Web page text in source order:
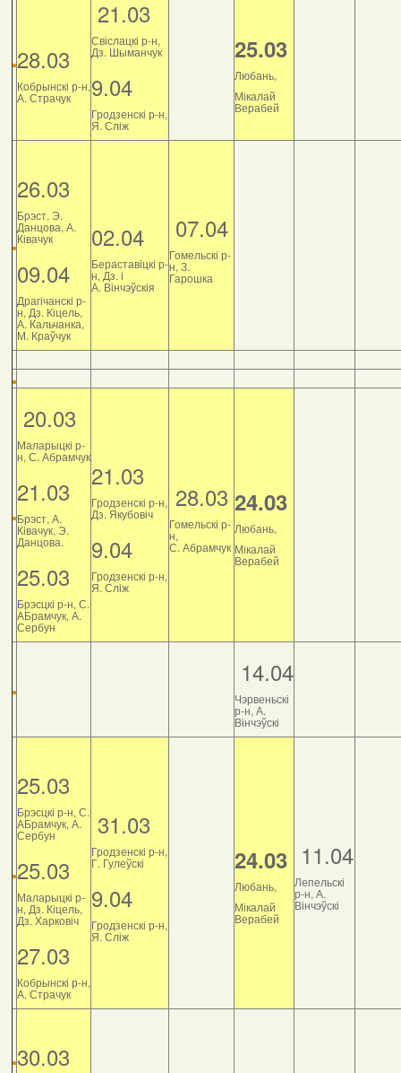
28.03
Кобрынскі р-н,
А. Страчук
21.03
Свіслацкі р-н,
Дз. Шыманчук
9.04
Гродзенскі р-н,
Я. Сліж
25.03
Любань,
Мікалай
Верабей
26.03
Брэст, Э.
Данцова, А.
Ківачук
09.04
Драгічанскі р-
н, Дз. Кіцель,
А. Кальчанка,
М. Краўчук
02.04
Бераставіцкі р-
н, Дз. і
А. Вінчэўскія
07.04
Гомельскі р-
н, З.
Гарошка
20.03
Маларыцкі р-
н, С. Абрамчук
21.03
Брэст, А.
Ківачук, Э.
Данцова.
25.03
Брэсцкі р-н, С.
АБрамчук, А.
Сербун
21.03
Гродзенскі р-н,
Дз. Якубовіч
9.04
Гродзенскі р-н,
Я. Сліж
28.03
Гомельскі р-
н,
С. Абрамчук
24.03
Любань,
Мікалай
Верабей
14.04
Чэрвеньскі
р-н, А.
Вінчэўскі
25.03
Брэсцкі р-н, С.
АБрамчук, А.
Сербун
25.03
Маларыцкі р-
н, Дз. Кіцель,
Дз. Харковіч
27.03
Кобрынскі р-н,
А. Страчук
31.03
Гродзенскі р-н,
Г. Гулеўскі
9.04
Гродзенскі р-н,
Я. Сліж
24.03
Любань,
Мікалай
Верабей
11.04
Лепельскі
р-н, А.
Вінчэўскі
30.03